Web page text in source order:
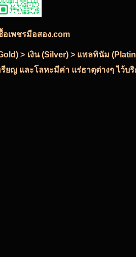
อเพชรมือสอง.com
> เงิน (Silver) > แพลทินัม
รียญ และโลหะมีค่า แร่ธาตุต่างๆ ไว้บ